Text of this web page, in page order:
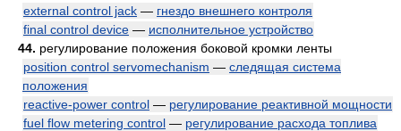
external control jack — гнездо внешнего контроля
final control device — исполнительное устройство
44. регулирование положения боковой кромки ленты
position control servomechanism — следящая система
положения
reactive-power control — регулирование реактивной мощности
fuel flow metering control — регулирование расхода топлива